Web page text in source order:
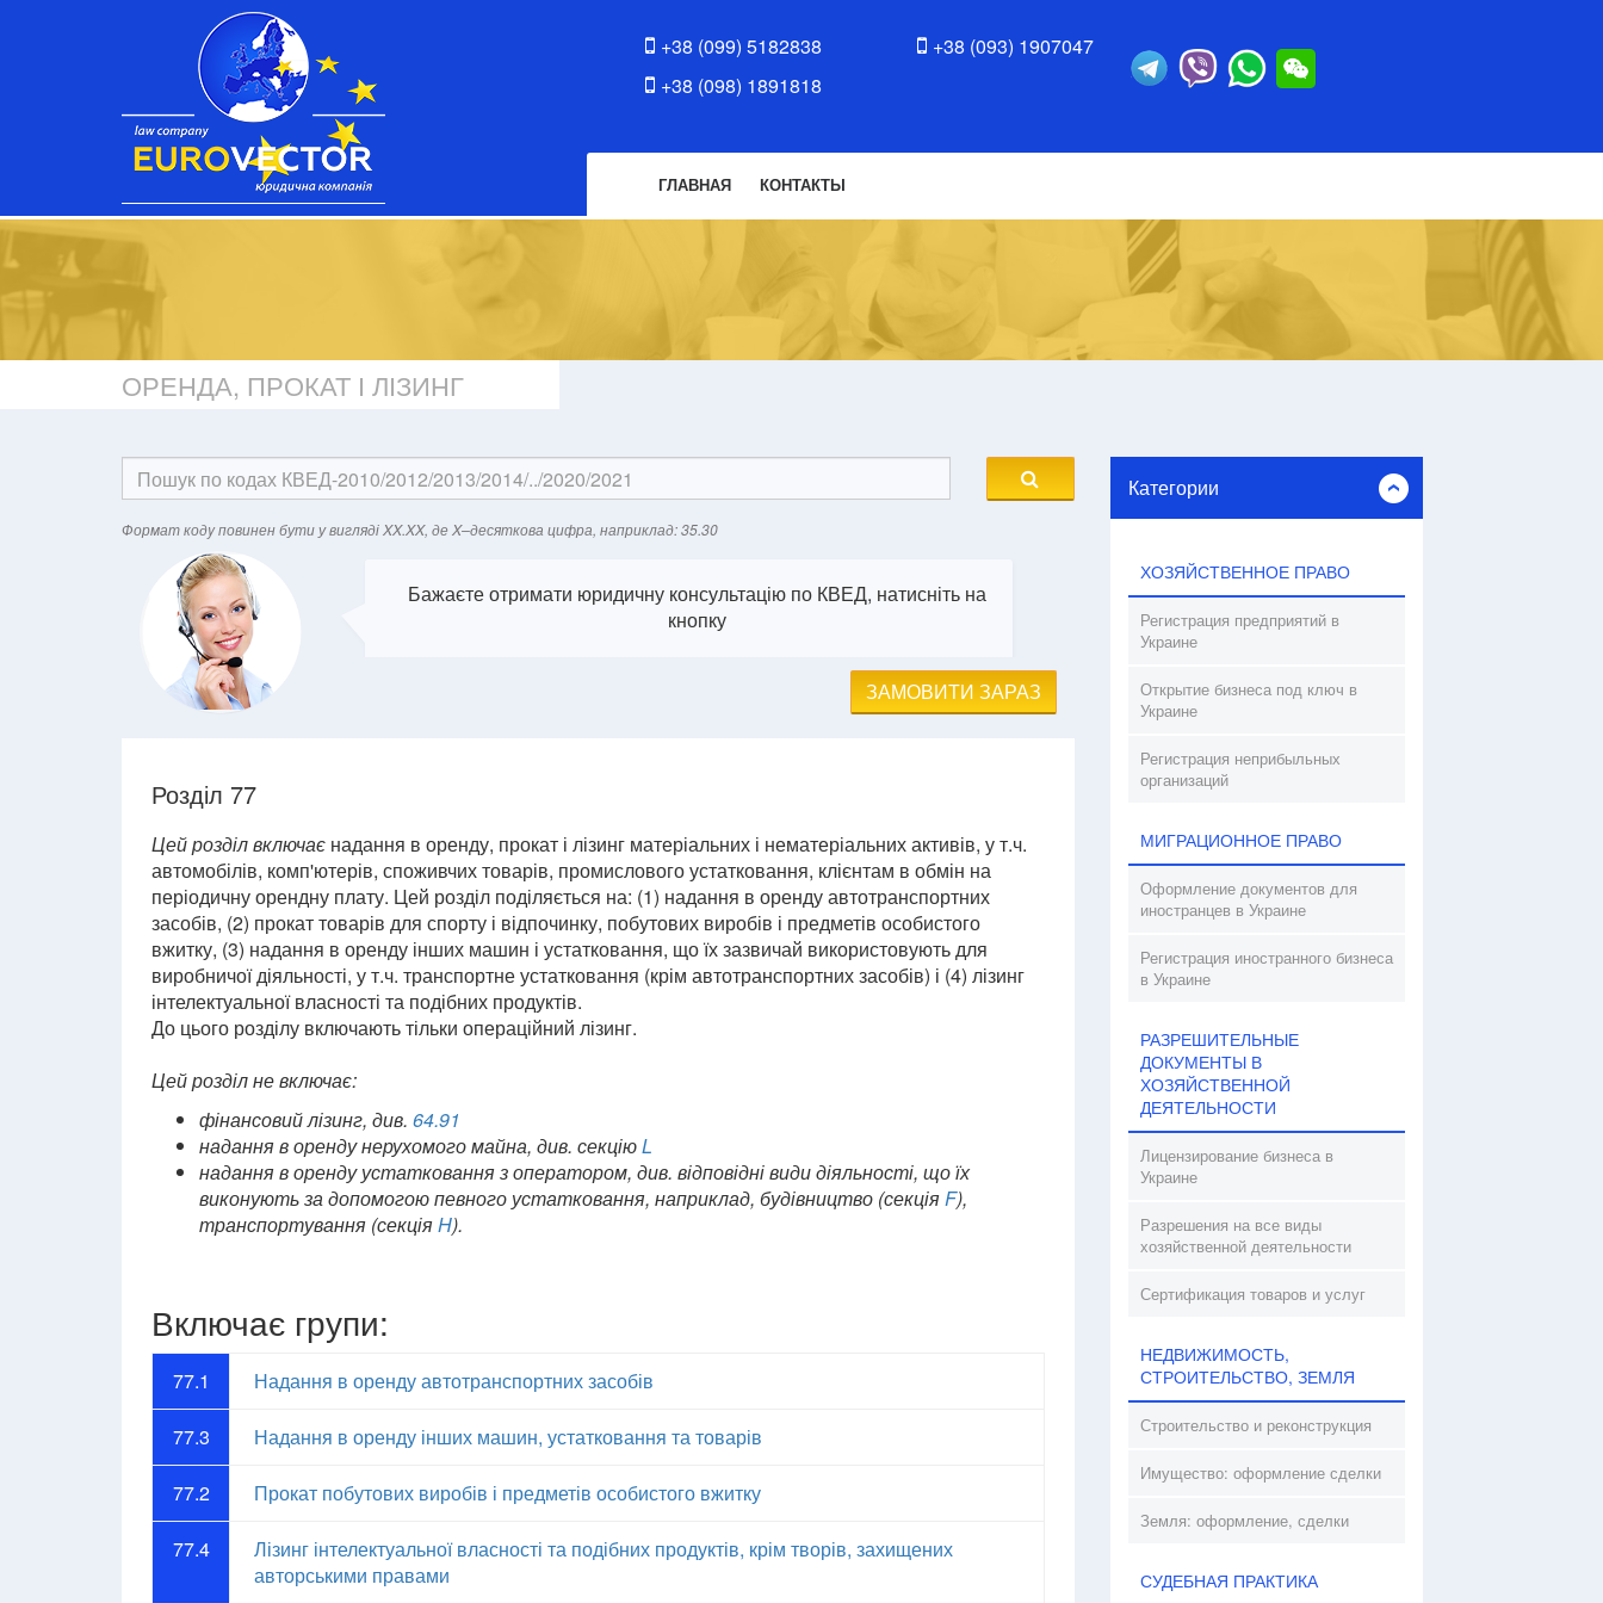
+38 (099) 5182838
+38 (098) 1891818
+38 (093) 1907047
ГЛАВНАЯ КОНТАКТЫ
ОРЕНДА, ПРОКАТ І ЛІЗИНГ
Формат кодy повинен бути у вигляді XX.XX, де X–десяткова цифра, наприклад: 35.30
Бажаєте отримати юридичну консультацію по КВЕД, натисніть на
кнопку
ЗАМОВИТИ ЗАРАЗ
Розділ 77
Цей розділ включає надання в оренду, прокат і лізинг матеріальних і нематеріальних активів, у т.ч.
автомобілів, комп'ютерів, споживчих товарів, промислового устатковання, клієнтам в обмін на
періодичну орендну плату. Цей розділ поділяється на: (1) надання в оренду автотранспортних
засобів, (2) прокат товарів для спорту і відпочинку, побутових виробів і предметів особистого
вжитку, (3) надання в оренду інших машин і устатковання, що їх зазвичай використовують для
виробничої діяльності, у т.ч. транспортне устатковання (крім автотранспортних засобів) і (4) лізинг
інтелектуальної власності та подібних продуктів.
До цього розділу включають тільки операційний лізинг.
Цей розділ не включає:
фінансовий лізинг, див. 64.91
надання в оренду нерухомого майна, див. секціюL
надання в оренду устатковання з оператором, див. відповідні види діяльності, що їх
виконують за допомогою певного устатковання, наприклад, будівництво (секціяF),
транспортування (секціяH).
Включає групи:
77.1 Надання в оренду автотранспортних засобів
77.3 Надання в оренду інших машин, устатковання та товарів
77.2 Прокат побутових виробів і предметів особистого вжитку
77.4
Лізинг інтелектуальної власності та подібних продуктів, крім творів, захищених
авторськими правами
Категории
ХОЗЯЙСТВЕННОЕ ПРАВО
Регистрация предприятий в
Украине
Открытие бизнеса под ключ в
Украине
Регистрация неприбыльных
организаций
МИГРАЦИОННОЕ ПРАВО
Оформление документов для
иностранцев в Украине
Регистрация иностранного бизнеса
в Украине
РАЗРЕШИТЕЛЬНЫЕ
ДОКУМЕНТЫ В
ХОЗЯЙСТВЕННОЙ
ДЕЯТЕЛЬНОСТИ
Лицензирование бизнеса в
Украине
Разрешения на все виды
хозяйственной деятельности
Сертификация товаров и услуг
НЕДВИЖИМОСТЬ,
СТРОИТЕЛЬСТВО, ЗЕМЛЯ
Строительство и реконструкция
Имущество: оформление сделки
Земля: оформление, сделки
СУДЕБНАЯ ПРАКТИКА